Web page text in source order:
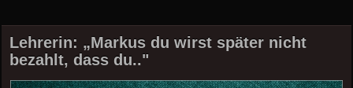
Lehrerin: „Markus du wirst später nicht
bezahlt, dass du.."